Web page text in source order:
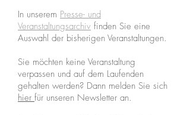
In unserem Presse- und
Veranstaltungsarchiv finden Sie eine
Auswahl der bisherigen Veranstaltungen.
Sie möchten keine Veranstaltung
verpassen und auf dem Laufenden
gehalten werden? Dann melden Sie sich
hier für unseren Newsletter an.